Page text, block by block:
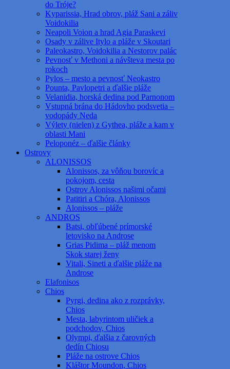
do Tróje?
Kyparissia, Hrad obrov, pláž Sani a záliv
Voidokilia
Neapoli Voion a hrad Agia Paraskevi
Osady v zálive Itylo a pláže v Skoutari
Paleokastro, Voidokilia a Nestorov palác
Pevnosť v Methoni a návšteva mesta po
rokoch
Pylos – mesto a pevnosť Neokastro
Pounta, Pavlopetri a ďalšie pláže
Velanidia, horská dedina pod Parnonom
Vstupná brána do Hádovho podsvetia –
vodopády Neda
Výlety (nielen) z Gythea, pláže a kam v
oblasti Mani
Peloponéz – ďalšie články
Ostrovy
ALONISSOS
Alonissos, za vôňou borovíc a
pokojom, cesta
Ostrov Alonissos našimi očami
Patitiri a Chóra, Alonissos
Alonissos – pláže
ANDROS
Batsi, obľúbené prímorské
letovisko na Androse
Grias Pidima – pláž menom
Skok starej ženy
Vitali, Sineti a ďalšie pláže na
Androse
Elafonisos
Chios
Pyrgi, dedina ako z rozprávky,
Chios
Mesta, labyrintom uličiek a
podchodov, Chios
Olympi, ďalšia z čarovných
dedín Chiosu
Pláže na ostrove Chios
Kláštor Moundon, Chios